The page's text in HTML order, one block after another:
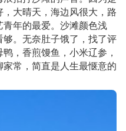
大晴天，海边风很大，路
年的最爱。沙滩颜色浅
。无奈肚子饿了，找了评
，香煎馒鱼，小米辽参，
常，简直是人生最惬意的